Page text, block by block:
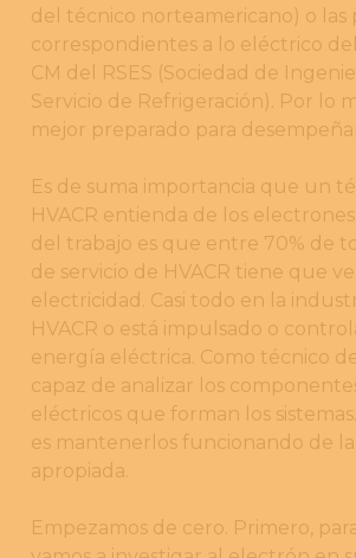
del técnico norteamericano) o las
correspondientes a lo eléctrico
CM del RSES (Sociedad de
Servicio de Refrigeración). Por lo
mejor preparado para
Es de suma importancia que un
HVACR entienda de los
del trabajo es que entre 70% de
de servicio de HVACR tiene que
electricidad. Casi todo en la
HVACR o está impulsado o
energía eléctrica. Como técnico
capaz de analizar los
eléctricos que forman los
es mantenerlos funcionando de
apropiada.
Empezamos de cero. Primero,